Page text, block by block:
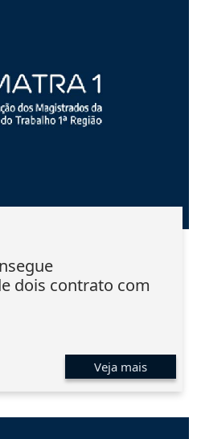
dois contrato com
Veja mais